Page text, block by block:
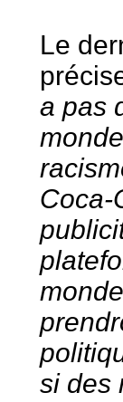
Le
a pas
Coca-
si des